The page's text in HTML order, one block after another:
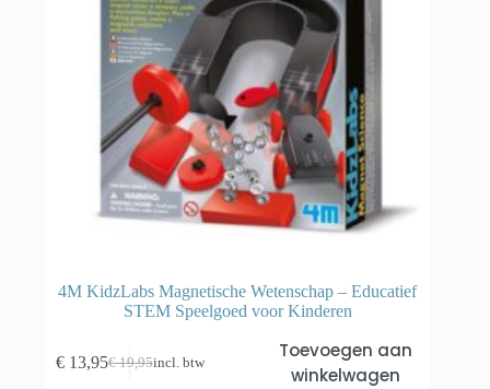
4M KidzLabs Magnetische Wetenschap – Educatief
STEM Speelgoed voor Kinderen
€19,95
Oorspronkelijke
€13,95Huidigeincl. btw
Toevoegen aan
winkelwagen